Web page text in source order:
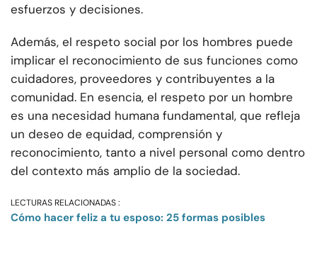
esfuerzos y decisiones.
Además, el respeto social por los hombres puede
implicar el reconocimiento de sus funciones como
cuidadores, proveedores y contribuyentes a la
comunidad. En esencia, el respeto por un hombre
es una necesidad humana fundamental, que refleja
un deseo de equidad, comprensión y
reconocimiento, tanto a nivel personal como dentro
del contexto más amplio de la sociedad.
LECTURAS RELACIONADAS :
Cómo hacer feliz a tu esposo: 25 formas posibles